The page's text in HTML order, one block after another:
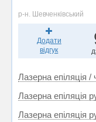
р-н. Шевченківський
Додати
відгук
Лазерна епіляція /
Лазерна епіляція
Лазерна епіляція